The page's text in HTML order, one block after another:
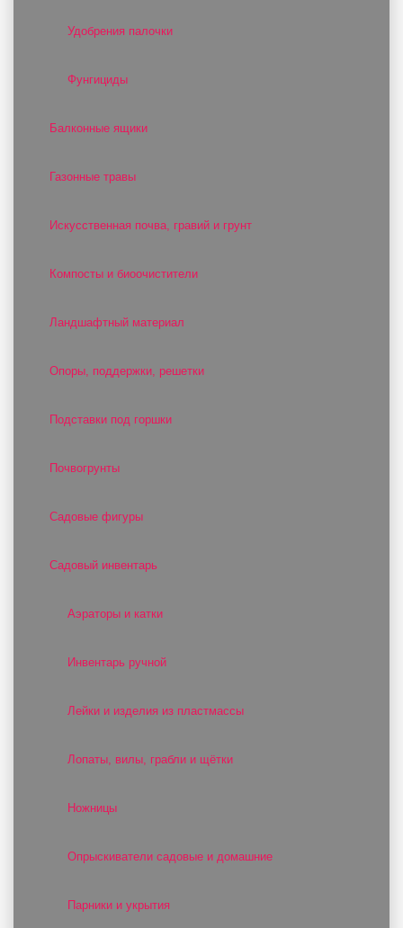
Удобрения палочки
Фунгициды
Балконные ящики
Газонные травы
Искусственная почва, гравий и грунт
Компосты и биоочистители
Ландшафтный материал
Опоры, поддержки, решетки
Подставки под горшки
Почвогрунты
Садовые фигуры
Садовый инвентарь
Аэраторы и катки
Инвентарь ручной
Лейки и изделия из пластмассы
Лопаты, вилы, грабли и щётки
Ножницы
Опрыскиватели садовые и домашние
Парники и укрытия